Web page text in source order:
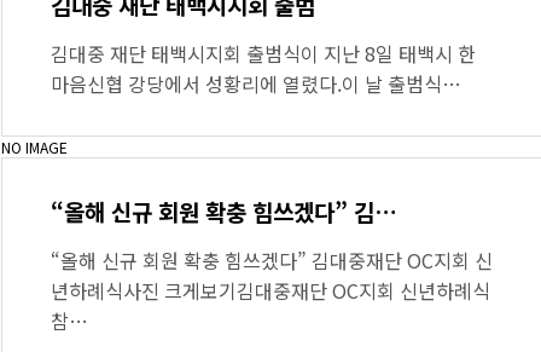
김대중 재단 태백시지회 출범식이 지난 8일 태백시 한
마음신협 강당에서 성황리에 열렸다.이 날 출범식…
NO IMAGE
“올해 신규 회원 확충 힘쓰겠다” 김…
“올해 신규 회원 확충 힘쓰겠다” 김대중재단 OC지회 신
년하례식사진 크게보기김대중재단 OC지회 신년하례식
참…